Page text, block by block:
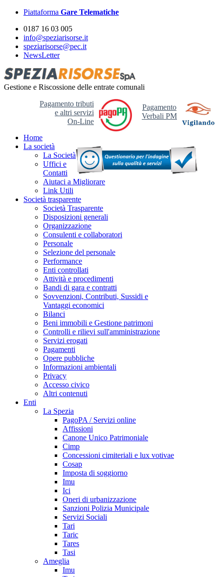
Piattaforma Gare Telematiche
0187 16 03 005
info@speziarisorse.it
speziarisorse@pec.it
NewsLetter
Gestione e Riscossione delle entrate comunali
Pagamento
Verbali PM
Pagamento tributi
e altri servizi
On-Line
Home
La società
La Società
Uffici e
Contatti
Aiutaci a Migliorare
Link Utili
Società trasparente
Società Trasparente
Disposizioni generali
Organizzazione
Consulenti e collaboratori
Personale
Selezione del personale
Performance
Enti controllati
Attività e procedimenti
Bandi di gara e contratti
Sovvenzioni, Contributi, Sussidi e
Vantaggi economici
Bilanci
Beni immobili e Gestione patrimoni
Controlli e rilievi sull'amministrazione
Servizi erogati
Pagamenti
Opere pubbliche
Informazioni ambientali
Privacy
Accesso civico
Altri contenuti
Enti
La Spezia
PagoPA / Servizi online
Affissioni
Canone Unico Patrimoniale
Cimp
Concessioni cimiteriali e lux votivae
Cosap
Imposta di soggiorno
Imu
Ici
Oneri di urbanizzazione
Sanzioni Polizia Municipale
Servizi Sociali
Tari
Taric
Tares
Tasi
Ameglia
Imu